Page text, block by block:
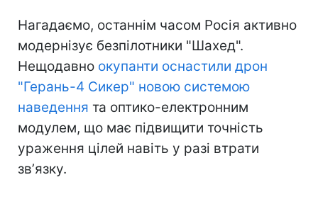
Нагадаємо, останнім часом Росія активно
модернізує безпілотники "Шахед".
Нещодавно окупанти оснастили дрон
"Герань-4 Сикер" новою системою
наведення та оптико-електронним
модулем, що має підвищити точність
ураження цілей навіть у разі втрати
звʼязку.